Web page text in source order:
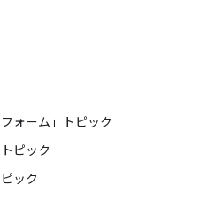
ォーム」トピック
ピック
ック